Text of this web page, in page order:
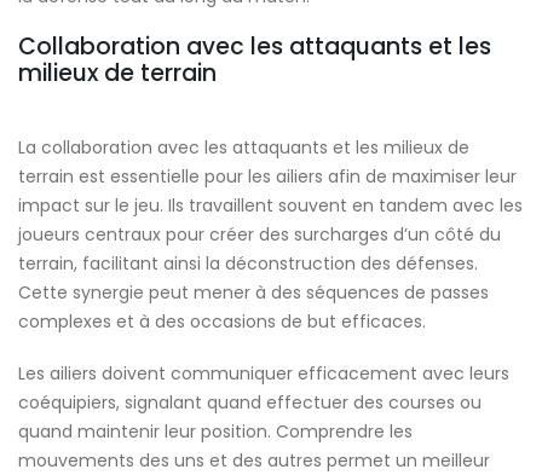
Collaboration avec les attaquants et les
milieux de terrain
La collaboration avec les attaquants et les milieux de
terrain est essentielle pour les ailiers afin de maximiser leur
impact sur le jeu. Ils travaillent souvent en tandem avec les
joueurs centraux pour créer des surcharges d’un côté du
terrain, facilitant ainsi la déconstruction des défenses.
Cette synergie peut mener à des séquences de passes
complexes et à des occasions de but efficaces.
Les ailiers doivent communiquer efficacement avec leurs
coéquipiers, signalant quand effectuer des courses ou
quand maintenir leur position. Comprendre les
mouvements des uns et des autres permet un meilleur